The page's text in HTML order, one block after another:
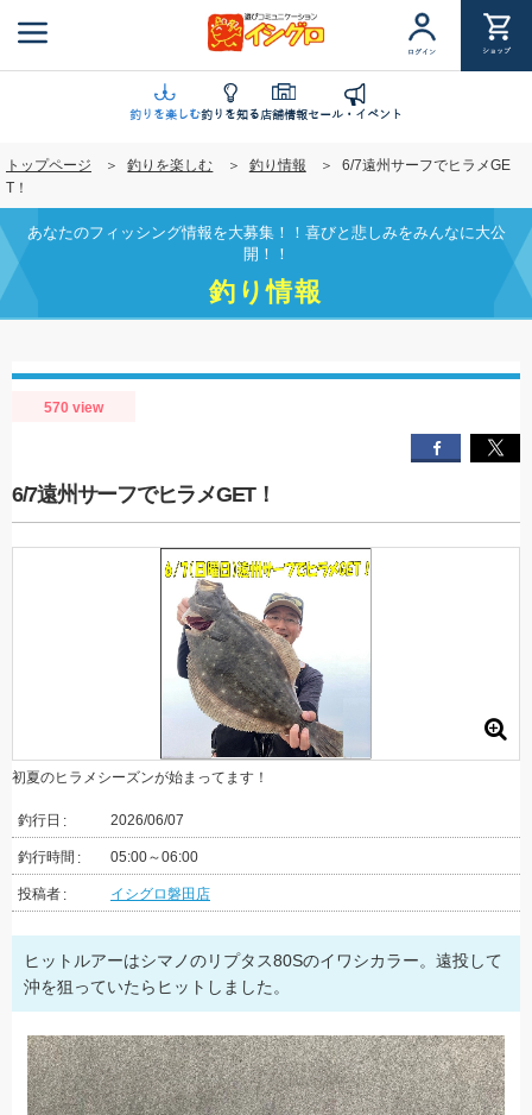
ン
ツ
移
動
ログイン ショップ
釣りを楽しむ釣りを知る店舗情報セール・イベント
トップページ 釣りを楽しむ 釣り情報
6/7遠州サーフでヒラメGE
T！
あなたのフィッシング情報を大募集！！喜びと悲しみをみんなに大公
開！！
釣り情報
570 view
6/7遠州サーフでヒラメGET！
初夏のヒラメシーズンが始まってます！
釣行日 2026/06/07
釣行時間 05:00～06:00
投稿者 イシグロ磐田店
ヒットルアーはシマノのリプタス80Sのイワシカラー。遠投して
沖を狙っていたらヒットしました。